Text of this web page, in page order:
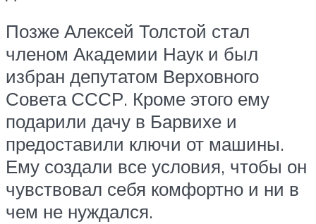
Позже Алексей Толстой стал
членом Академии Наук и был
избран депутатом Верховного
Совета СССР. Кроме этого ему
подарили дачу в Барвихе и
предоставили ключи от машины.
Ему создали все условия, чтобы он
чувствовал себя комфортно и ни в
чем не нуждался.